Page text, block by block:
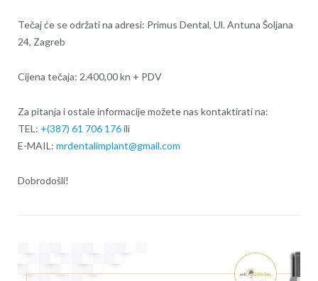
Tečaj će se održati na adresi: Primus Dental, Ul. Antuna Šoljana
24, Zagreb
Cijena tečaja: 2.400,00 kn + PDV
Za pitanja i ostale informacije možete nas kontaktirati na:
TEL: +(387) 61 706 176ili
E-MAIL: mrdentalimplant@gmail.com
Dobrodošli!